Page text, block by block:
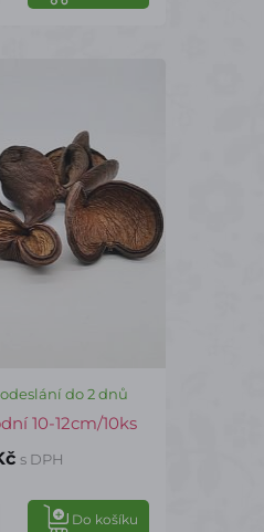
do 2 dnů
10-12cm/10ks
s DPH
Do košíku